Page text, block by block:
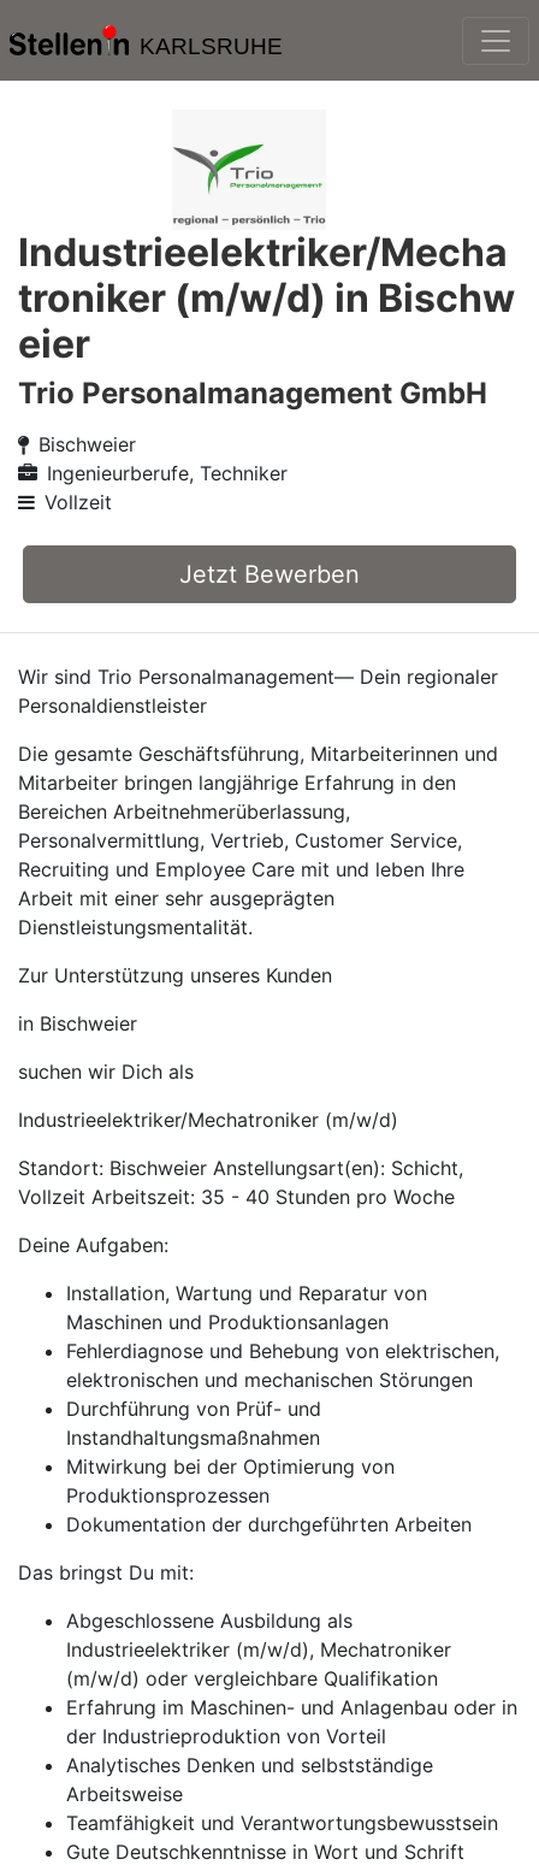
KARLSRUHE
Industrieelektriker/Mecha
troniker (m/w/d) in Bischw
eier
Trio Personalmanagement GmbH
Bischweier
Ingenieurberufe, Techniker
Vollzeit
Jetzt Bewerben
Wir sind Trio Personalmanagement— Dein regionaler
Personaldienstleister
Die gesamte Geschäftsführung, Mitarbeiterinnen und
Mitarbeiter bringen langjährige Erfahrung in den
Bereichen Arbeitnehmerüberlassung,
Personalvermittlung, Vertrieb, Customer Service,
Recruiting und Employee Care mit und leben Ihre
Arbeit mit einer sehr ausgeprägten
Dienstleistungsmentalität.
Zur Unterstützung unseres Kunden
in Bischweier
suchen wir Dich als
Industrieelektriker/Mechatroniker (m/w/d)
Standort: Bischweier Anstellungsart(en): Schicht,
Vollzeit Arbeitszeit: 35 - 40 Stunden pro Woche
Deine Aufgaben:
Installation, Wartung und Reparatur von
Maschinen und Produktionsanlagen
Fehlerdiagnose und Behebung von elektrischen,
elektronischen und mechanischen Störungen
Durchführung von Prüf- und
Instandhaltungsmaßnahmen
Mitwirkung bei der Optimierung von
Produktionsprozessen
Dokumentation der durchgeführten Arbeiten
Das bringst Du mit:
Abgeschlossene Ausbildung als
Industrieelektriker (m/w/d), Mechatroniker
(m/w/d) oder vergleichbare Qualifikation
Erfahrung im Maschinen- und Anlagenbau oder in
der Industrieproduktion von Vorteil
Analytisches Denken und selbstständige
Arbeitsweise
Teamfähigkeit und Verantwortungsbewusstsein
Gute Deutschkenntnisse in Wort und Schrift